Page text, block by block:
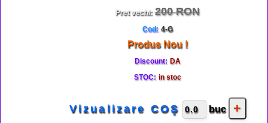
Pret vechi: 200 RON
Cod: 4-G
Produs Nou !
Discount: DA
STOC: in stoc
Vizualizare COŞ buc